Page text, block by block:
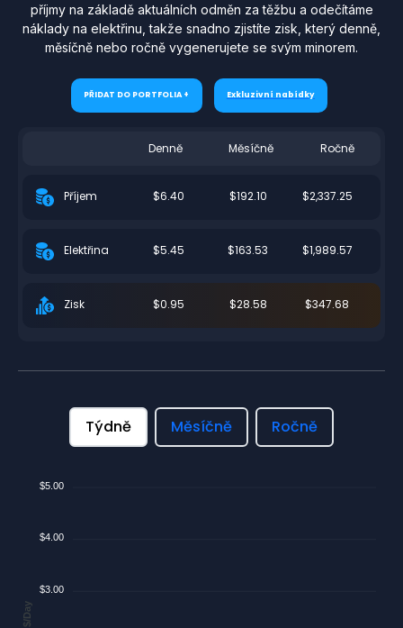
příjmy na základě aktuálních odměn za těžbu a odečítáme
náklady na elektřinu, takže snadno zjistíte zisk, který denně,
měsíčně nebo ročně vygenerujete se svým minorem.
PŘIDAT DO PORTFOLIA + Exkluzivní nabídky
Denně Měsíčně Ročně
Příjem $6.40 $192.10 $2,337.25
Elektřina $5.45 $163.53 $1,989.57
Zisk $0.95 $28.58 $347.68
Týdně Měsíčně Ročně
$5.00
$4.00
$3.00
$/Day